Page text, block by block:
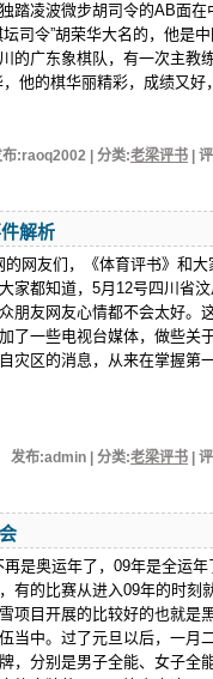
踏凌波微步胡司令的AB面在
司令”胡荣华大名的，他是
的广东象棋队，有一次主教
他的棋华丽精彩，成绩又
布:raoq2002 | 分类:老梁评书 |
解析
友们，《体育评书》和大
家都知道，5月12号四川省
朋友网友心情都不会太好。
了一些电视台媒体，做些关
灾区的消息，从来在掌握第
发布:admin | 分类:老梁评书 |
是奥运年了，09年是全运年
有的比赛从进入09年的时刻
项目开展的比较好的也就是
当中。过了元旦以后，一月
，分别是男子全能、女子全